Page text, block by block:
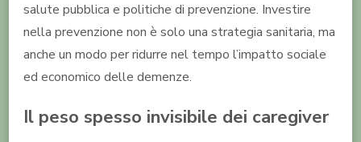
salute pubblica e politiche di prevenzione. Investire
nella prevenzione non è solo una strategia sanitaria, ma
anche un modo per ridurre nel tempo l’impatto sociale
ed economico delle demenze.
Il peso spesso invisibile dei caregiver